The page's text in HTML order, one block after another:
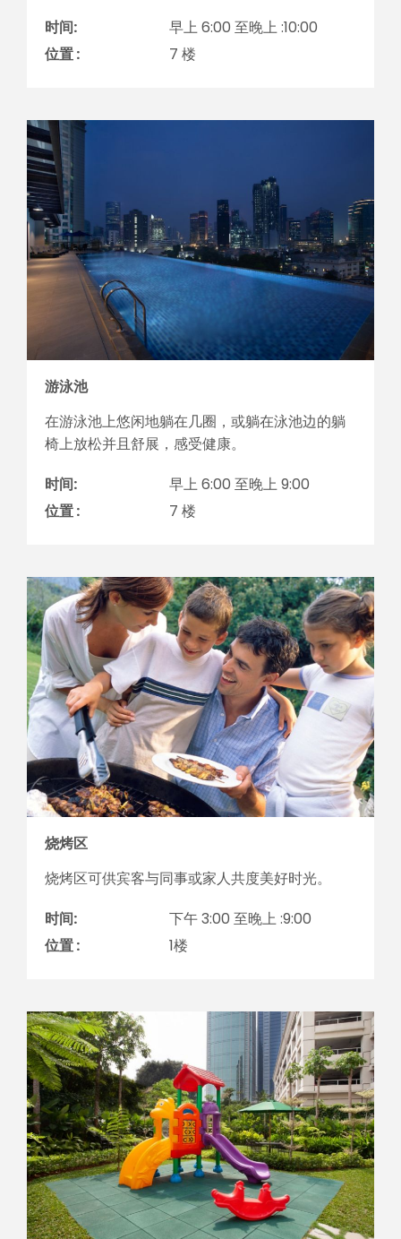
时间:
早上 6:00 至晚上 :10:00
位置 :
7 楼
游泳池
在游泳池上悠闲地躺在几圈，或躺在泳池边的躺
椅上放松并且舒展，感受健康。
时间:
早上 6:00 至晚上 9:00
位置 :
7 楼
烧烤区
烧烤区可供宾客与同事或家人共度美好时光。
时间:
下午 3:00 至晚上 :9:00
位置 :
1楼